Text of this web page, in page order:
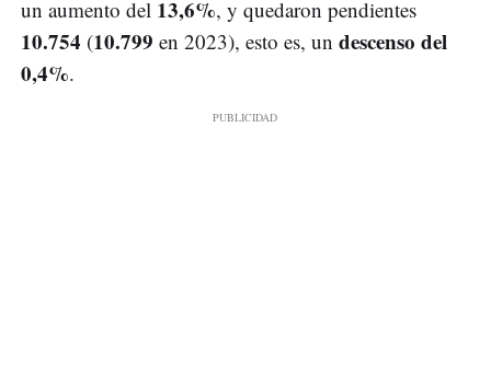
un aumento del 13,6%, y quedaron pendientes
10.754 (10.799 en 2023), esto es, un descenso del
0,4%.